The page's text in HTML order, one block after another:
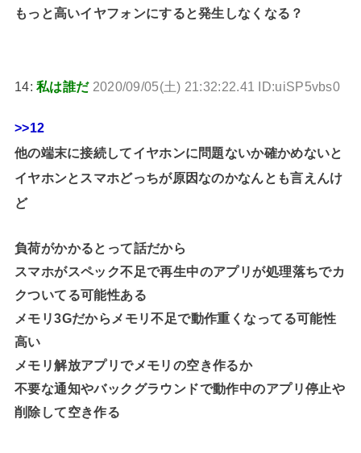
もっと高いイヤフォンにすると発生しなくなる？
14:私は誰だ 2020/09/05(土) 21:32:22.41 ID:uiSP5vbs0
>>12
他の端末に接続してイヤホンに問題ないか確かめないと
イヤホンとスマホどっちが原因なのかなんとも言えんけ
ど
負荷がかかるとって話だから
スマホがスペック不足で再生中のアプリが処理落ちでカ
クついてる可能性ある
メモリ3Gだからメモリ不足で動作重くなってる可能性
高い
メモリ解放アプリでメモリの空き作るか
不要な通知やバックグラウンドで動作中のアプリ停止や
削除して空き作る